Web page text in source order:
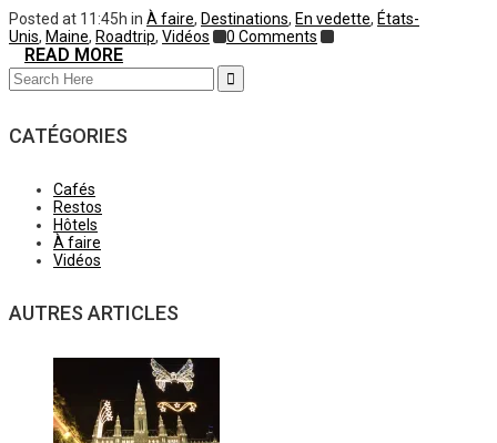
Posted at 11:45h in À faire, Destinations, En vedette, États-
Unis, Maine, Roadtrip, Vidéos 0 Comments
READ MORE
Search
for:
CATÉGORIES
Cafés
Restos
Hôtels
À faire
Vidéos
AUTRES ARTICLES